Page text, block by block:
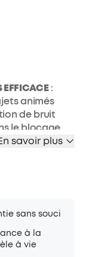
EFFICACE:
animés
de bruit
le blocage
avec
un
réduction
dans un café
savoir plus
sans souci
à la
à vie